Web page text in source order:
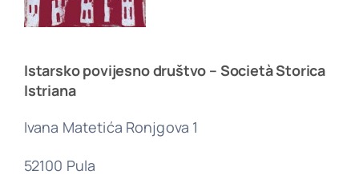
Istarsko povijesno društvo – Società Storica
Istriana
Ivana Matetića Ronjgova 1
52100 Pula